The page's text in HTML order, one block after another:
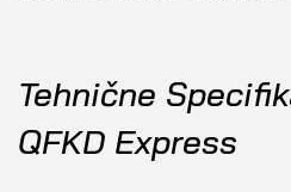
Tehnične
QFKD Express